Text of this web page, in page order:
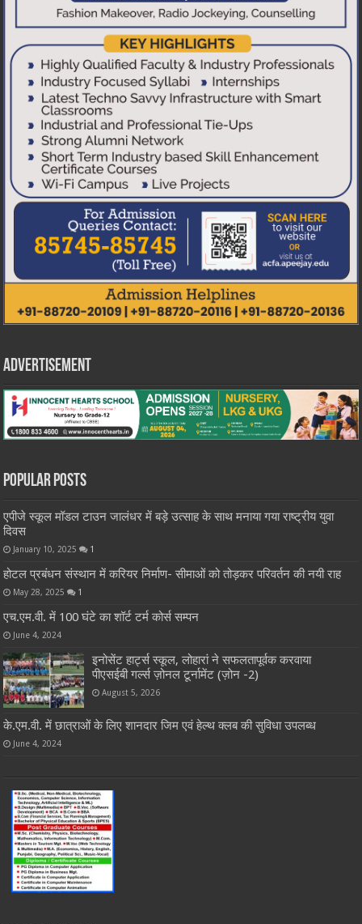
Advertisement
Popular Posts
एपीजे स्कूल मॉडल टाउन जालंधर में बड़े उत्साह के साथ मनाया गया राष्ट्रीय युवा
दिवस
January 10, 2025 1
होटल प्रबंधन संस्थान में करियर निर्माण- सीमाओं को तोड़कर परिवर्तन की नयी राह
May 28, 2025 1
एच.एम.वी. में 100 घंटे का शॉर्ट टर्म कोर्स सम्पन
June 4, 2024
इनोसेंट हार्ट्स स्कूल, लोहारां ने सफलतापूर्वक करवाया
पीएसईबी गर्ल्स ज़ोनल टूर्नामेंट (ज़ोन -2)
August 5, 2026
के.एम.वी. में छात्राओं के लिए शानदार जिम एवं हेल्थ क्लब की सुविधा उपलब्ध
June 4, 2024